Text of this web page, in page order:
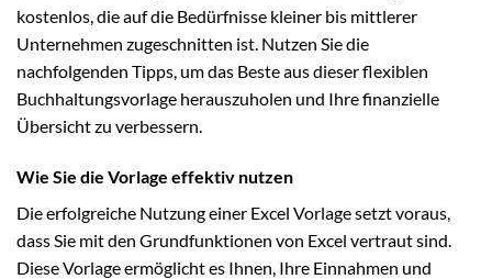
kostenlos, die auf die Bedürfnisse kleiner bis mittlerer
Unternehmen zugeschnitten ist. Nutzen Sie die
nachfolgenden Tipps, um das Beste aus dieser flexiblen
Buchhaltungsvorlage herauszuholen und Ihre finanzielle
Übersicht zu verbessern.
Wie Sie die Vorlage effektiv nutzen
Die erfolgreiche Nutzung einer Excel Vorlage setzt voraus,
dass Sie mit den Grundfunktionen von Excel vertraut sind.
Diese Vorlage ermöglicht es Ihnen, Ihre Einnahmen und